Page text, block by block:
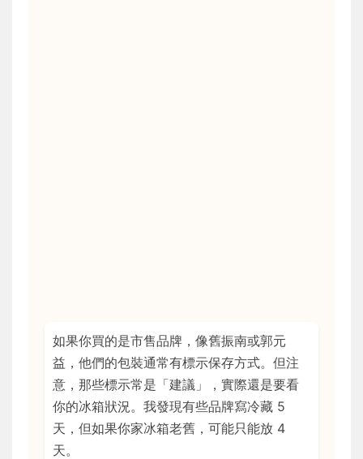
如果你買的是市售品牌，像舊振南或郭元
益，他們的包裝通常有標示保存方式。但注
意，那些標示常是「建議」，實際還是要看
你的冰箱狀況。我發現有些品牌寫冷藏 5
天，但如果你家冰箱老舊，可能只能放 4
天。